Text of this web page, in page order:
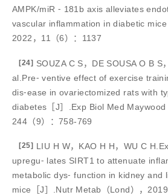
AMPK/miR ⁃ 181b axis alleviates
vascular inflammation in diabetic mice
2022，11（6）：1137
[24] SOUZA C S，DE SOUSA O B S
al.Pre⁃ ventive effect of exercise
dis⁃ease in ovariectomized rats with
diabetes［J］.Exp Biol Med Maywood
244（9）：758-769
[25] LIU H W，KAO H H，WU C
upregu⁃ lates SIRT1 to attenuate
metabolic dys⁃ function in kidney and
mice［J］.Nutr Metab（Lond），